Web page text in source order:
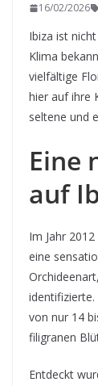
16/02/2026
Ibiza ist
Klima
vielfältige
hier auf ihre
seltene und
Eine
auf
Im Jahr
eine
identifizierte.
von nur 14
filigranen
Entdeckt